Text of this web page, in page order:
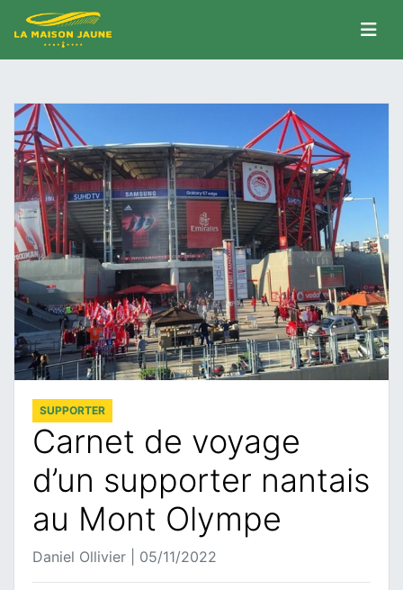
SUPPORTER
Carnet de voyage
d’un supporter nantais
au Mont Olympe
Daniel Ollivier | 05/11/2022